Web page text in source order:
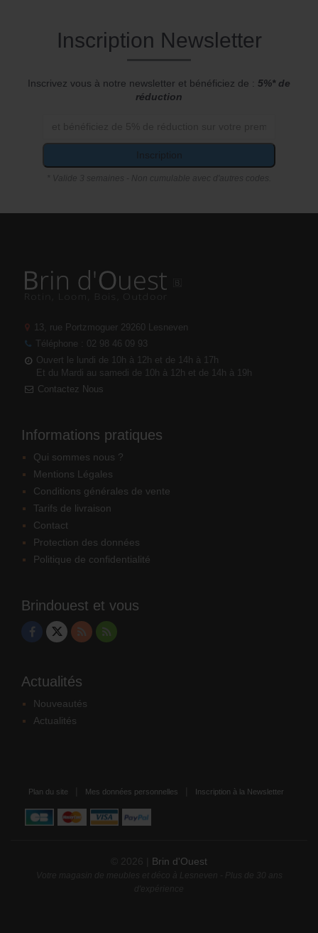
Inscription Newsletter
Inscrivez vous à notre newsletter et bénéficiez de : 5%* de
réduction
Inscription
13, rue Portzmoguer 29260 Lesneven
Téléphone : 02 98 46 09 93
Ouvert le lundi de 10h à 12h et de 14h à 17h
Et du Mardi au samedi de 10h à 12h et de 14h à 19h
Contactez Nous
Informations pratiques
Qui sommes nous ?
Mentions Légales
Conditions générales de vente
Tarifs de livraison
Contact
Protection des données
Politique de confidentialité
Brindouest et vous
Actualités
Nouveautés
Actualités
Plan du site Mes données personnelles Inscription à la Newsletter
Brin d'Ouest